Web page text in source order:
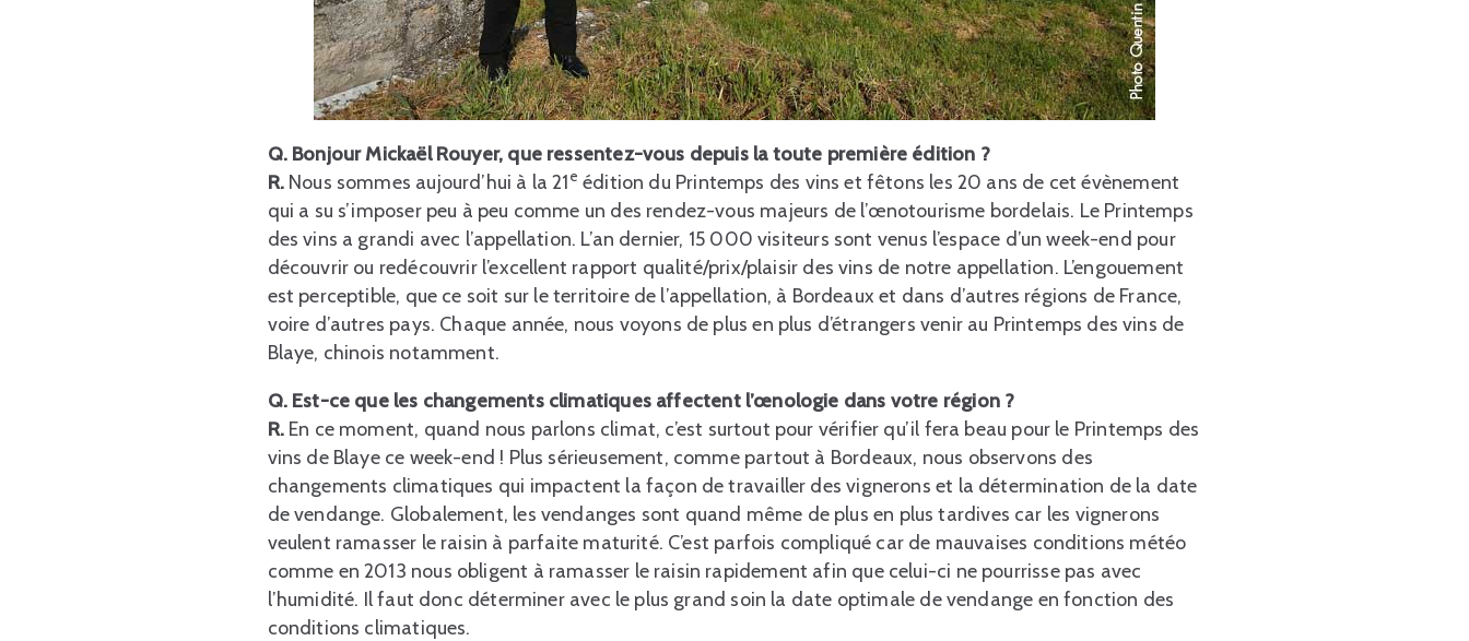
Q. Bonjour Mickaël Rouyer, que ressentez-vous depuis la toute première édition ?
R.Nous sommes aujourd’hui à la 21e édition du Printemps des vins et fêtons les 20 ans de cet évènement
qui a su s’imposer peu à peu comme un des rendez-vous majeurs de l’œnotourisme bordelais. Le Printemps
des vins a grandi avec l’appellation. L’an dernier, 15 000 visiteurs sont venus l’espace d’un week-end pour
découvrir ou redécouvrir l’excellent rapport qualité/prix/plaisir des vins de notre appellation. L’engouement
est perceptible, que ce soit sur le territoire de l’appellation, à Bordeaux et dans d’autres régions de France,
voire d’autres pays. Chaque année, nous voyons de plus en plus d’étrangers venir au Printemps des vins de
Blaye, chinois notamment.
Q. Est-ce que les changements climatiques affectent l’œnologie dans votre région ?
R.En ce moment, quand nous parlons climat, c’est surtout pour vérifier qu’il fera beau pour le Printemps des
vins de Blaye ce week-end ! Plus sérieusement, comme partout à Bordeaux, nous observons des
changements climatiques qui impactent la façon de travailler des vignerons et la détermination de la date
de vendange. Globalement, les vendanges sont quand même de plus en plus tardives car les vignerons
veulent ramasser le raisin à parfaite maturité. C’est parfois compliqué car de mauvaises conditions météo
comme en 2013 nous obligent à ramasser le raisin rapidement afin que celui-ci ne pourrisse pas avec
l’humidité. Il faut donc déterminer avec le plus grand soin la date optimale de vendange en fonction des
conditions climatiques.